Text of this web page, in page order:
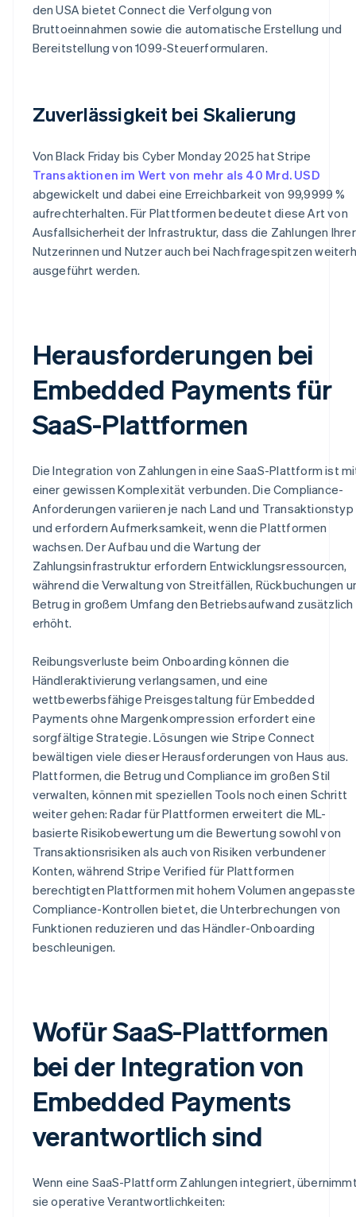
den USA bietet Connect die Verfolgung von
Bruttoeinnahmen sowie die automatische Erstellung und
Bereitstellung von 1099-Steuerformularen.
Zuverlässigkeit bei Skalierung
Von Black Friday bis Cyber Monday 2025 hat Stripe
Transaktionen im Wert von mehr als 40 Mrd. USD
abgewickelt und dabei eine Erreichbarkeit von 99,9999 %
aufrechterhalten. Für Plattformen bedeutet diese Art von
Ausfallsicherheit der Infrastruktur, dass die Zahlungen Ihrer
Nutzerinnen und Nutzer auch bei Nachfragespitzen
ausgeführt werden.
Herausforderungen bei
Embedded Payments für
SaaS-Plattformen
Die Integration von Zahlungen in eine SaaS-Plattform ist
einer gewissen Komplexität verbunden. Die Compliance-
Anforderungen variieren je nach Land und Transaktionstyp
und erfordern Aufmerksamkeit, wenn die Plattformen
wachsen. Der Aufbau und die Wartung der
Zahlungsinfrastruktur erfordern Entwicklungsressourcen,
während die Verwaltung von Streitfällen, Rückbuchungen
Betrug in großem Umfang den Betriebsaufwand zusätzlich
erhöht.
Reibungsverluste beim Onboarding können die
Händleraktivierung verlangsamen, und eine
wettbewerbsfähige Preisgestaltung für Embedded
Payments ohne Margenkompression erfordert eine
sorgfältige Strategie. Lösungen wie Stripe Connect
bewältigen viele dieser Herausforderungen von Haus aus.
Plattformen, die Betrug und Compliance im großen Stil
verwalten, können mit speziellen Tools noch einen Schritt
weiter gehen: Radar für Plattformen erweitert die ML-
basierte Risikobewertung um die Bewertung sowohl von
Transaktionsrisiken als auch von Risiken verbundener
Konten, während Stripe Verified für Plattformen
berechtigten Plattformen mit hohem Volumen angepasste
Compliance-Kontrollen bietet, die Unterbrechungen von
Funktionen reduzieren und das Händler-Onboarding
beschleunigen.
Wofür SaaS-Plattformen
bei der Integration von
Embedded Payments
verantwortlich sind
Wenn eine SaaS-Plattform Zahlungen integriert,
sie operative Verantwortlichkeiten: